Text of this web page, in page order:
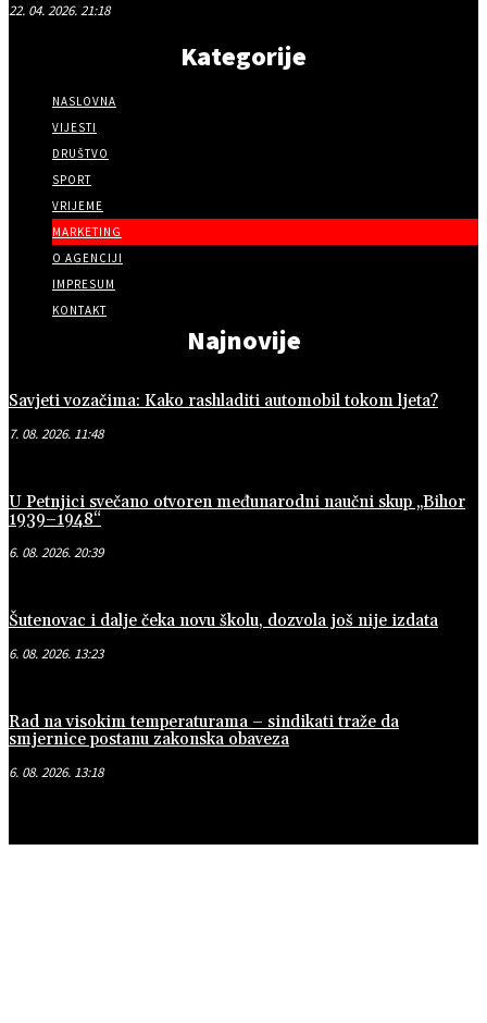
22. 04. 2026. 21:18
Kategorije
NASLOVNA
VIJESTI
DRUŠTVO
SPORT
VRIJEME
MARKETING
O AGENCIJI
IMPRESUM
KONTAKT
Najnovije
Savjeti vozačima: Kako rashladiti automobil tokom ljeta?
7. 08. 2026. 11:48
U Petnjici svečano otvoren međunarodni naučni skup „Bihor
1939–1948“
6. 08. 2026. 20:39
Šutenovac i dalje čeka novu školu, dozvola još nije izdata
6. 08. 2026. 13:23
Rad na visokim temperaturama – sindikati traže da
smjernice postanu zakonska obaveza
6. 08. 2026. 13:18